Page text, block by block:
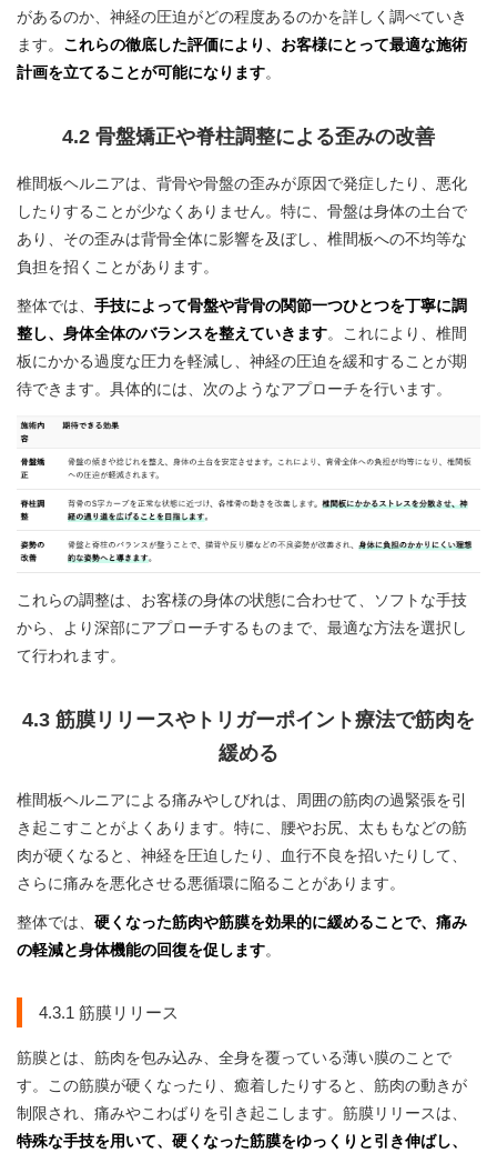
があるのか、神経の圧迫がどの程度あるのかを詳しく調べていき
ます。 これらの徹底した評価により、お客様にとって最適な施術
計画を立てることが可能になります。
4.2 骨盤矯正や脊柱調整による歪みの改善
椎間板ヘルニアは、背骨や骨盤の歪みが原因で発症したり、悪化
したりすることが少なくありません。特に、骨盤は身体の土台で
あり、その歪みは背骨全体に影響を及ぼし、椎間板への不均等な
負担を招くことがあります。
整体では、 手技によって骨盤や背骨の関節一つひとつを丁寧に調
整し、身体全体のバランスを整えていきます。これにより、椎間
板にかかる過度な圧力を軽減し、神経の圧迫を緩和することが期
待できます。具体的には、次のようなアプローチを行います。
これらの調整は、お客様の身体の状態に合わせて、ソフトな手技
から、より深部にアプローチするものまで、最適な方法を選択し
て行われます。
4.3 筋膜リリースやトリガーポイント療法で筋肉を
緩める
椎間板ヘルニアによる痛みやしびれは、周囲の筋肉の過緊張を引
き起こすことがよくあります。特に、腰やお尻、太ももなどの筋
肉が硬くなると、神経を圧迫したり、血行不良を招いたりして、
さらに痛みを悪化させる悪循環に陥ることがあります。
整体では、 硬くなった筋肉や筋膜を効果的に緩めることで、痛み
の軽減と身体機能の回復を促します。
4.3.1 筋膜リリース
筋膜とは、筋肉を包み込み、全身を覆っている薄い膜のことで
す。この筋膜が硬くなったり、癒着したりすると、筋肉の動きが
制限され、痛みやこわばりを引き起こします。筋膜リリースは、
特殊な手技を用いて、硬くなった筋膜をゆっくりと引き伸ばし、